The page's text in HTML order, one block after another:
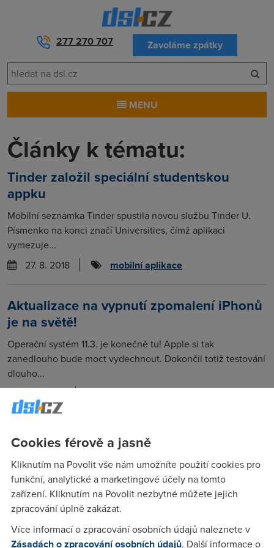
277 270 707 Zavoláme zpátky
MENU
Články k tématu:
Tinder založil speciální studentskou
appku
Mobilní seznamka Tinder spustila novou službu Tinder U.
Písmenko na konci značí Universities, čímž aplikaci
vymezuje...
27. 8. 2018
mobilní aplikace
Aktualizace na vypnutí zpomalení iPhonů
je na světě!
Operační systém 11.3. je konečně tu! Apple si tak
zanedlouho bude moct vydechnout. Dokončil totiž testování
dlouho...
Aktualizace vypínající zpomalení iPhonu
je ke stažení
Beta verze operačního systému iOS 11.3 už je ke stažení.
Mimo jiné konečně obsahuje možnost vypnout
zpomalování...
mobilní aplikace
Cookies férově a jasně
Kliknutím na Povolit vše nám umožníte použití cookies pro
funkční, analytické a marketingové účely na tomto
zařízení. Kliknutím na Povolit nezbytné můžete jejich
zpracování úplně zakázat.
Více informací o zpracování osobních údajů naleznete v
Zásadách o zpracování osobních údajů. Další informace o